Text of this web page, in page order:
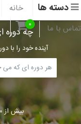
دسته ها خانه
تماس با ما
۰
چه دوره
آینده خود را با
بیش از ۱۰ هزار ساعت ویدئوی آموزشی